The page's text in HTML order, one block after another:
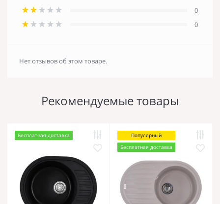
0
0
Нет отзывов об этом товаре.
Рекомендуемые товары
Бесплатная доставка
Популярный
Бесплатная доставка